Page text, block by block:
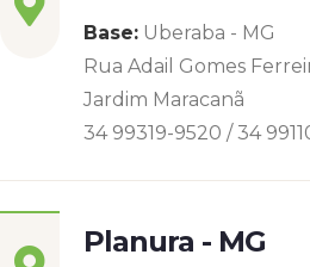
Base: Uberaba - MG
Rua Adail Gomes
Jardim Maracanã
34 99319-9520 / 34
Planura - MG